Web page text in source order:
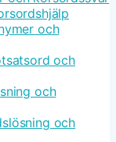
och
och
och
och